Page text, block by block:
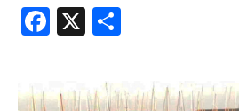
Facebook
X